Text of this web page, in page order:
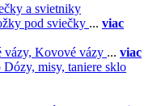
a svietniky
pod sviečky ... viac
vázy, Kovové vázy ... viac
Dózy, misy, taniere sklo